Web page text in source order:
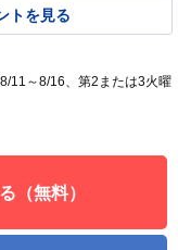
トを見る
11～8/16、第2または3火曜
（無料）